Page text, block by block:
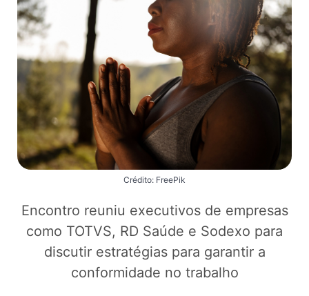
Crédito: FreePik
Encontro reuniu executivos de empresas
como TOTVS, RD Saúde e Sodexo para
discutir estratégias para garantir a
conformidade no trabalho